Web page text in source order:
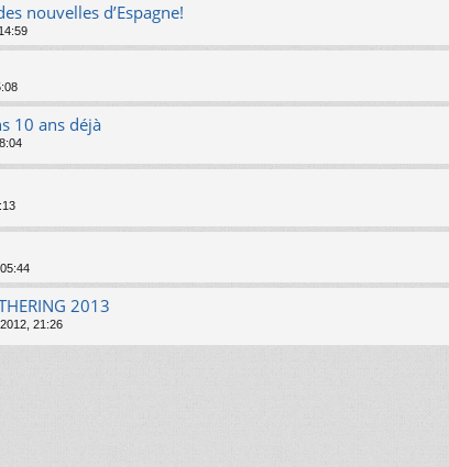
nouvelles d’Espagne!
10 ans déjà
2013
21:26